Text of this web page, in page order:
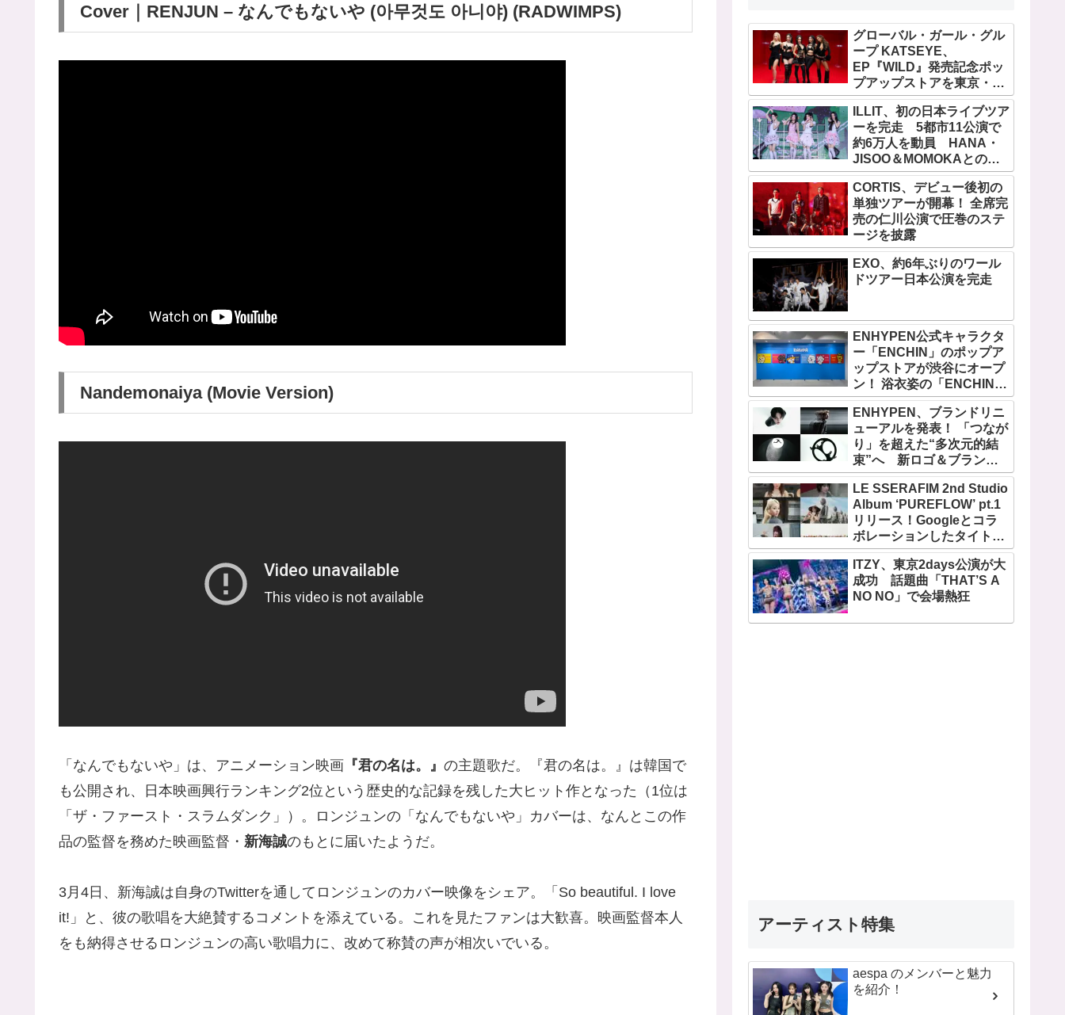
Cover｜RENJUN – なんでもないや (아무것도 아니야) (RADWIMPS)
Nandemonaiya (Movie Version)
「なんでもないや」は、アニメーション映画 『君の名は。』 の主題歌だ。『君の名は。』は韓国で
も公開され、日本映画興行ランキング2位という歴史的な記録を残した大ヒット作となった（1位は
「ザ・ファースト・スラムダンク」）。ロンジュンの「なんでもないや」カバーは、なんとこの作
品の監督を務めた映画監督・ 新海誠のもとに届いたようだ。
3月4日、新海誠は自身のTwitterを通してロンジュンのカバー映像をシェア。「So beautiful. I love
it!」と、彼の歌唱を大絶賛するコメントを添えている。これを見たファンは大歓喜。映画監督本人
をも納得させるロンジュンの高い歌唱力に、改めて称賛の声が相次いでいる。
グローバル・ガール・グル
ープ KATSEYE、
EP『WILD』発売記念ポッ
プアップストアを東京・原
宿で開催 限定グッズも登
場ILLIT、初の日本ライブツア
ーを完走 5都市11公演で
約6万人を動員 HANA・
JISOO＆MOMOKAとのス
ペシャルコラボも実現
CORTIS、デビュー後初の
単独ツアーが開幕！ 全席完
売の仁川公演で圧巻のステ
ージを披露
EXO、約6年ぶりのワール
ドツアー日本公演を完走
ENHYPEN公式キャラクタ
ー「ENCHIN」のポップア
ップストアが渋谷にオープ
ン！ 浴衣姿の「ENCHIN」
が登場
ENHYPEN、ブランドリニ
ューアルを発表！ 「つなが
り」を超えた“多次元的結
束”へ 新ロゴ＆ブランド
フィルム公開
LE SSERAFIM 2nd Studio
Album ‘PUREFLOW’ pt.1
リリース！Googleとコラ
ボレーションしたタイトル
曲「BOOMPALA」MVも公
開
ITZY、東京2days公演が大
成功 話題曲「THAT’S A
NO NO」で会場熱狂
アーティスト特集
aespa のメンバーと魅力
を紹介！